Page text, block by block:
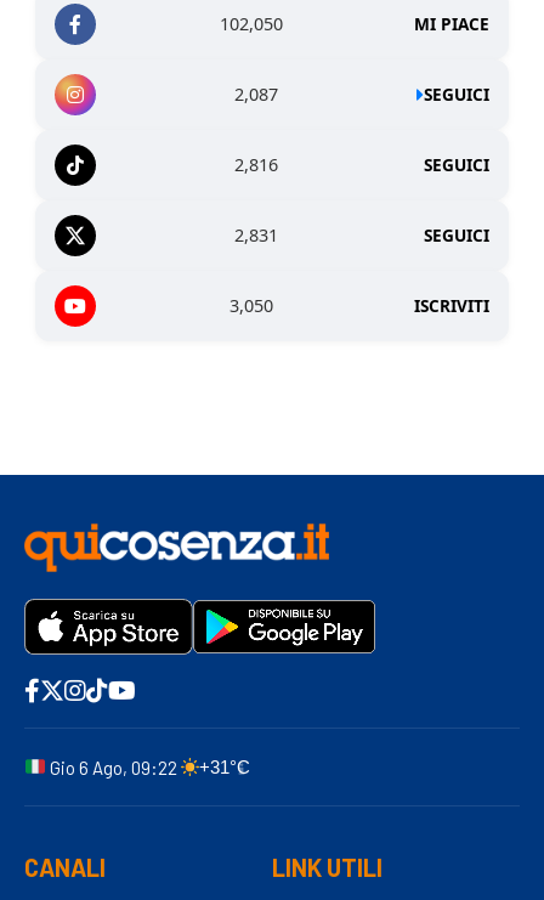
102,050 MI PIACE
2,087 SEGUICI
2,816 SEGUICI
2,831 SEGUICI
3,050 ISCRIVITI
Gio 6 Ago, 09:22 +31°C
CANALI LINK UTILI